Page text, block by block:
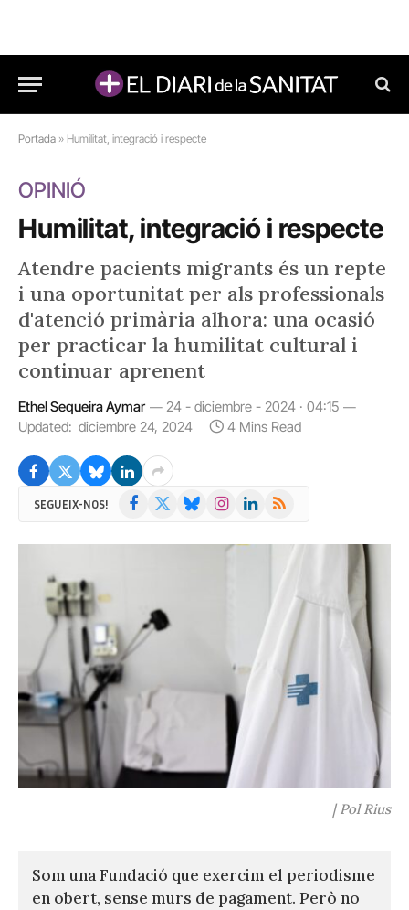
Portada » Humilitat, integració i respecte
OPINIÓ
Humilitat, integració i respecte
Atendre pacients migrants és un repte
i una oportunitat per als professionals
d'atenció primària alhora: una ocasió
per practicar la humilitat cultural i
continuar aprenent
Ethel Sequeira Aymar
24 - diciembre - 2024 · 04:15
Updated: diciembre 24, 2024 4 Mins Read
SEGUEIX-NOS! Facebook BlueskyInstagramLinkedIn
RSS
| Pol Rius
Som una Fundació que exercim el periodisme
en obert, sense murs de pagament. Però no